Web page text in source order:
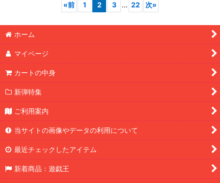
«前 1 2 3 ... 22 次»
ホーム
マイページ
カートの中身
新弾特集
ご利用案内
当サイトの画像やデータの利用について
最近チェックしたアイテム
新着商品：遊戯王